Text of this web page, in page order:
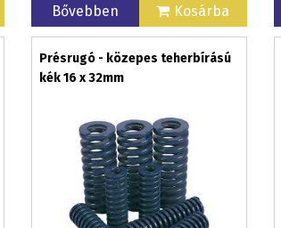
Bővebben Kosárba
Présrugó - közepes teherbírású
kék 16 x 32mm